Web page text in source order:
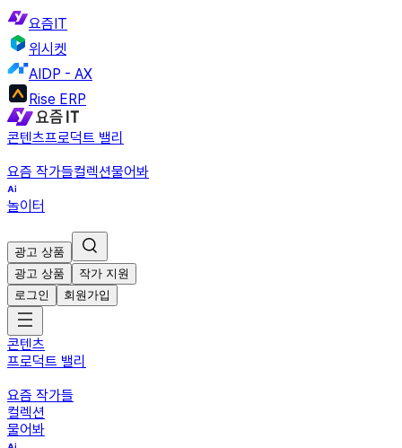
요즘IT
위시켓
AIDP - AX
Rise ERP
콘텐츠프로덕트 밸리
요즘 작가들컬렉션물어봐
놀이터
광고 상품
광고 상품
작가 지원
로그인
회원가입
콘텐츠
프로덕트 밸리
요즘 작가들
컬렉션
물어봐